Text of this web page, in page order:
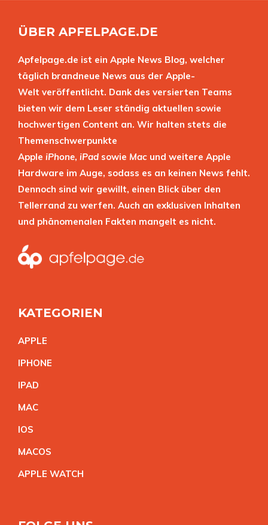
ÜBER APFELPAGE.DE
Apfelpage.de ist ein Apple News Blog, welcher
täglich brandneue News aus der Apple-
Welt veröffentlicht. Dank des versierten Teams
bieten wir dem Leser ständig aktuellen sowie
hochwertigen Content an. Wir halten stets die
Themenschwerpunkte
Apple iPhone, iPad sowie Mac und weitere Apple
Hardware im Auge, sodass es an keinen News fehlt.
Dennoch sind wir gewillt, einen Blick über den
Tellerrand zu werfen. Auch an exklusiven Inhalten
und phänomenalen Fakten mangelt es nicht.
KATEGORIEN
APPLE
IPHONE
IPAD
MAC
IOS
MACOS
APPLE WATCH